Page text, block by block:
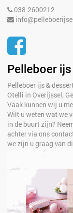
038-2600212
Pelleboer
Pelleboer ijs &
Otelli in Overijssel,
Vaak kunnen wij u
Wilt u weten wat we
in de buurt zijn?
achter via ons
we zijn u graag van